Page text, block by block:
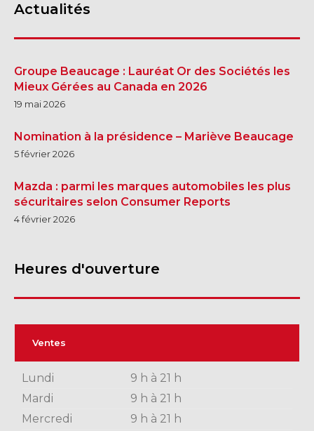
Actualités
Groupe Beaucage : Lauréat Or des Sociétés les
Mieux Gérées au Canada en 2026
19 mai 2026
Nomination à la présidence – Mariève Beaucage
5 février 2026
Mazda : parmi les marques automobiles les plus
sécuritaires selon Consumer Reports
4 février 2026
Heures d'ouverture
Ventes
Lundi
9 h à 21 h
Mardi
9 h à 21 h
Mercredi
9 h à 21 h